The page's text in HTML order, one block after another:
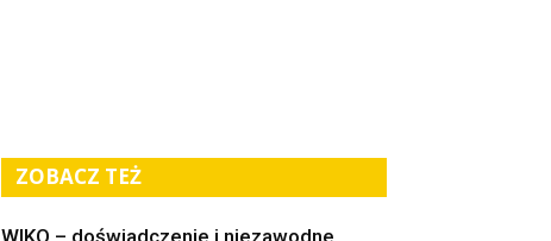
ZOBACZ TEŻ
WIKO – doświadczenie i niezawodne